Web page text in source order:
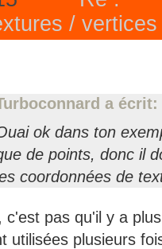
/
a écrit:
ok dans ton
de points, donc il
coordonnées de
c'est pas qu'il y a
utilisées plusieurs